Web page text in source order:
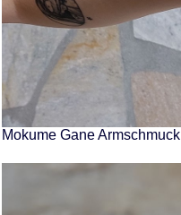
Mokume Gane Armschmuck